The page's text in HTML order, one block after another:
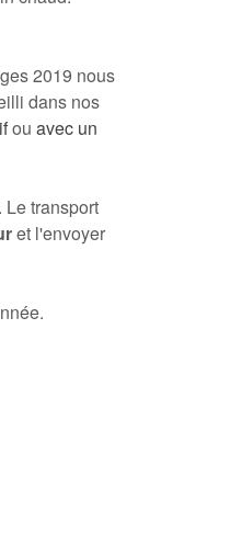
2019 nous
dans nos
ou avec un
transport
et l'envoyer
.